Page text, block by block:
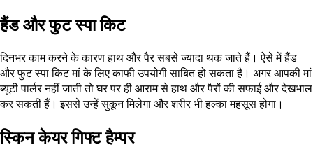
हैंड और फुट स्पा किट
दिनभर काम करने के कारण हाथ और पैर सबसे ज्यादा थक जाते हैं। ऐसे में हैंड
और फुट स्पा किट मां के लिए काफी उपयोगी साबित हो सकता है। अगर आपकी मां
ब्यूटी पार्लर नहीं जाती तो घर पर ही आराम से हाथ और पैरों की सफाई और देखभाल
कर सकती हैं। इससे उन्हें सुकून मिलेगा और शरीर भी हल्का महसूस होगा।
स्किन केयर गिफ्ट हैम्पर